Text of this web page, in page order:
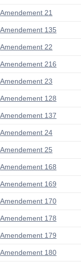
Amendement 21
Amendement 135
Amendement 22
Amendement 216
Amendement 23
Amendement 128
Amendement 137
Amendement 24
Amendement 25
Amendement 168
Amendement 169
Amendement 170
Amendement 178
Amendement 179
Amendement 180